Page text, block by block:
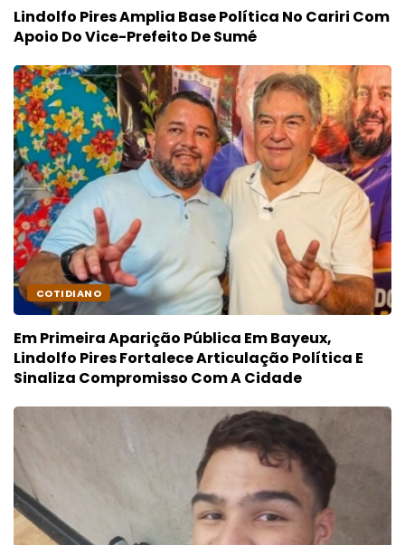
Lindolfo Pires Amplia Base Política No Cariri Com
Apoio Do Vice-Prefeito De Sumé
COTIDIANO
Em Primeira Aparição Pública Em Bayeux,
Lindolfo Pires Fortalece Articulação Política E
Sinaliza Compromisso Com A Cidade